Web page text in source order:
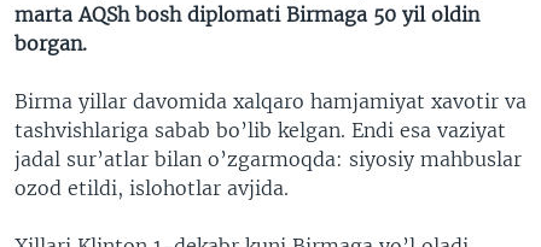
marta AQSh bosh diplomati Birmaga 50 yil oldin
borgan.
Birma yillar davomida xalqaro hamjamiyat xavotir va
tashvishlariga sabab bo’lib kelgan. Endi esa vaziyat
jadal sur’atlar bilan o’zgarmoqda: siyosiy mahbuslar
ozod etildi, islohotlar avjida.